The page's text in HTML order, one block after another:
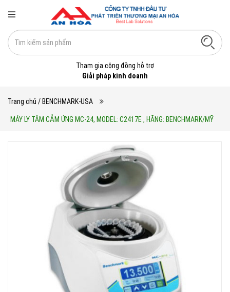
Tham gia cộng đồng hỗ trợ
Giải pháp kinh doanh
Trang chủ / BENCHMARK-USA
MÁY LY TÂM CẢM ỨNG MC-24, MODEL: C2417E , HÃNG: BENCHMARK/MỸ